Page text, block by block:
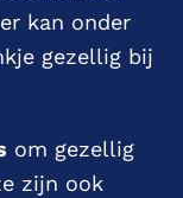
kan onder
gezellig bij
om gezellig
zijn ook